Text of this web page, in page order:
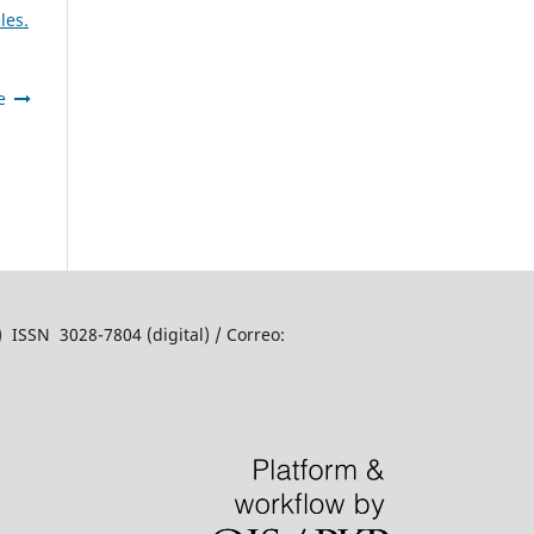
ISSN 3028-7804 (digital) / Correo: